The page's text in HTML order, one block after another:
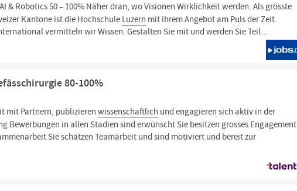
AI & Robotics 50 – 100% Näher dran, wo Visionen Wirklichkeit werden. Als grösste
Kantone ist die Hochschule Luzern mit ihrem Angebot am Puls der Zeit.
vermitteln wir Wissen. Gestalten Sie mit und werden Sie Teil...
80-100%
mit Partnern, publizierenwissenschaftlich und engagieren sich aktiv in der
Bewerbungen in allen Stadien sind erwünscht Sie besitzen grosses Engagement
Sie schätzen Teamarbeit und sind motiviert und bereit zur